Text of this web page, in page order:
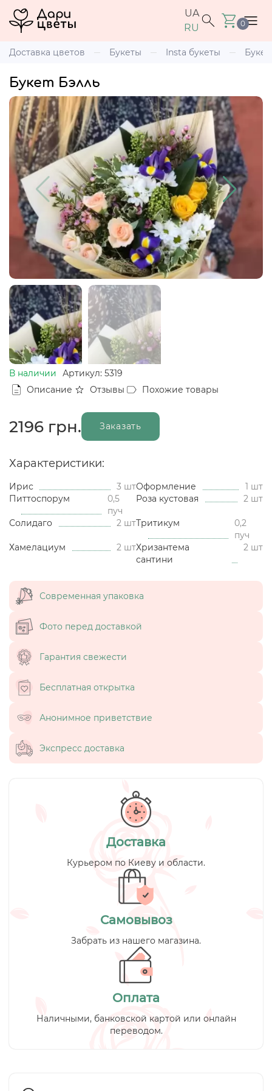
UA
RU
0
Доставка цветов Букеты Insta букеты
Букет Бэлль
В наличии
Артикул: 5319
Описание
Отзывы Похожие товары
2196 грн. Заказать
Характеристики:
Ирис 3 штОформление
1 шт
Питтоспорум
0,5
пуч
Роза кустовая 2 шт
Солидаго 2 штТритикум
0,2
пуч
Хамелациум
2 штХризантема
сантини
2 шт
Современная упаковка
Фото перед доставкой
Гарантия свежести
Бесплатная открытка
Анонимное приветствие
Экспресс доставка
Доставка
Курьером по Киеву и области.
Самовывоз
Забрать из нашего магазина.
Оплата
Наличными, банковской картой или онлайн
переводом.